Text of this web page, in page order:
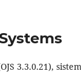
3.3.0.21),